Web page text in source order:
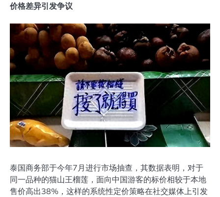
价格差异引发争议
泰国商务部于今年7月进行市场抽查，其数据表明，对于
同一品种的猫山王榴莲，面向中国游客的标价相较于本地
售价高出38%，这样的系统性定价策略在社交媒体上引发